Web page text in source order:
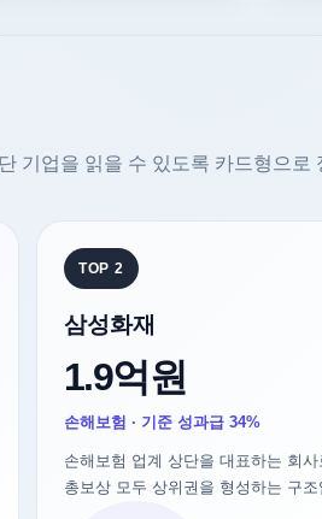
기업을 읽을 수 있도록 카드형으로
TOP 2
삼성화재
1.9억원
손해보험 · 기준 성과급 34%
손해보험 업계 상단을 대표하는 회
총보상 모두 상위권을 형성하는 구조